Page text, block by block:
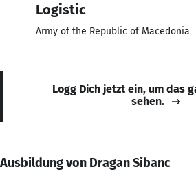
Logistic
Army of the Republic of Macedonia
Logg Dich jetzt ein, um das
sehen.
Ausbildung von Dragan Sibanc